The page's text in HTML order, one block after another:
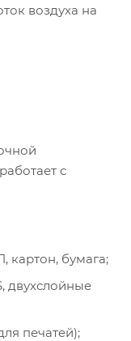
воздуха на
с
бумага;
двухслойные
печатей);